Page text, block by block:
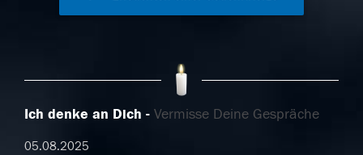
Ich denke an Dich Vermisse Deine Gespräche
05.08.2025